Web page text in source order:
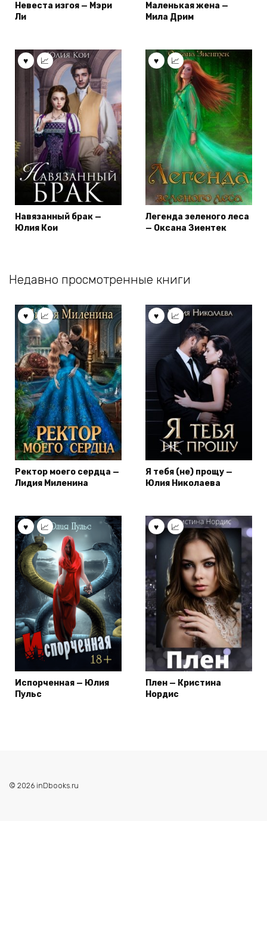
Невеста изгоя — Мэри
Ли
Маленькая жена —
Мила Дрим
Навязанный брак —
Юлия Кои
Легенда зеленого леса
— Оксана Зиентек
Недавно просмотренные книги
Ректор моего сердца —
Лидия Миленина
Я тебя (не) прощу —
Юлия Николаева
Испорченная — Юлия
Пульс
Плен — Кристина
Нордис
© 2026 inDbooks.ru